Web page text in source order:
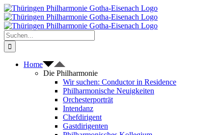
Zum
Inhalt
springen
Suche
nach:
Home
Die Philharmonie
Wir suchen: Conductor in Residence
Philharmonische Neuigkeiten
Orchesterporträt
Intendanz
Chefdirigent
Gastdirigenten